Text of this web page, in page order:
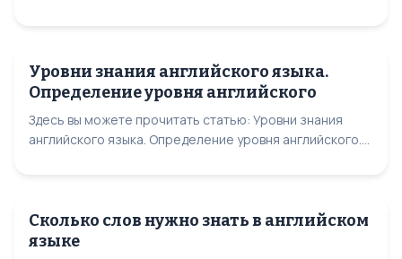
Уровни знания английского языка.
Определение уровня английского
Здесь вы можете прочитать статью: Уровни знания
английского языка. Определение уровня английского....
Сколько слов нужно знать в английском
языке